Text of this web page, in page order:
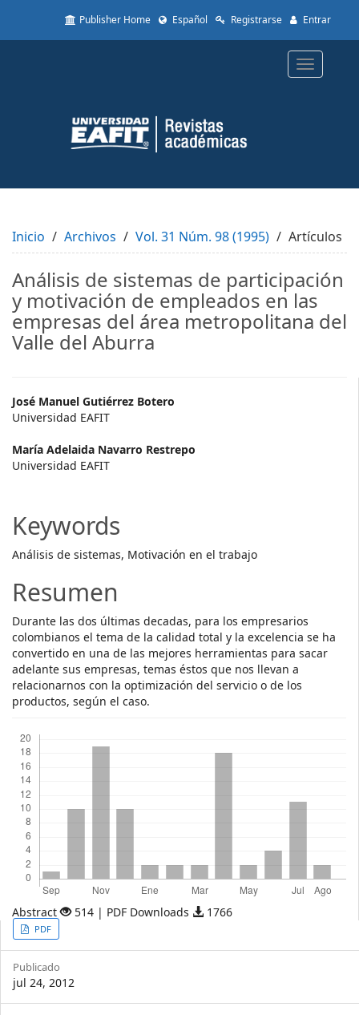
to
Content
Sidebar
Publisher Home Español Registrarse Entrar
Toggle
Inicio Archivos Vol. 31 Núm. 98 (1995) Artículos
Análisis de sistemas de participación
y motivación de empleados en las
empresas del área metropolitana del
Valle del Aburra
Main
Article
Content
José Manuel Gutiérrez Botero
Universidad EAFIT
María Adelaida Navarro Restrepo
Universidad EAFIT
Keywords
Análisis de sistemas, Motivación en el trabajo
Resumen
Durante las dos últimas decadas, para los empresarios
colombianos el tema de la calidad total y la excelencia se ha
convertido en una de las mejores herramientas para sacar
adelante sus empresas, temas éstos que nos llevan a
relacionarnos con la optimización del servicio o de los
productos, según el caso.
Abstract 514 | PDF Downloads 1766
Article
Sidebar
PDF
Publicado
jul 24, 2012